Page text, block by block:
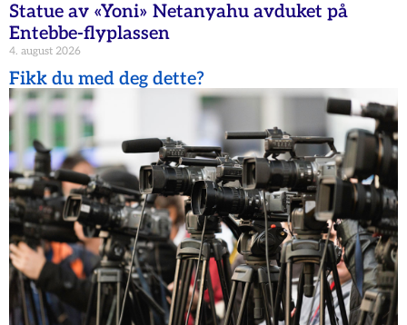
Statue av «Yoni» Netanyahu avduket på
Entebbe-flyplassen
4. august 2026
Fikk du med deg dette?